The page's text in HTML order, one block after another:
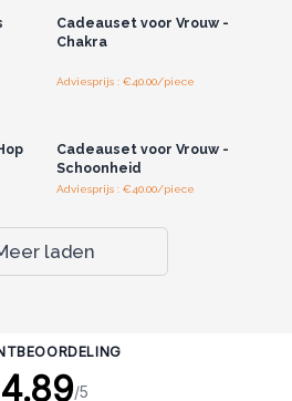
Cadeauset voor Vrouw -
Chakra
Adviesprijs : €40.00/piece
Cadeauset voor Vrouw -
Schoonheid
Adviesprijs : €40.00/piece
laden
4.89/5